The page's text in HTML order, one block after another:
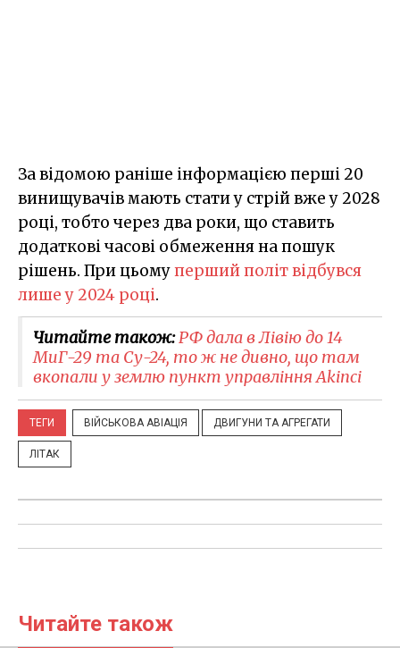
За відомою раніше інформацією перші 20
винищувачів мають стати у стрій вже у 2028
році, тобто через два роки, що ставить
додаткові часові обмеження на пошук
рішень. При цьомуперший політ відбувся
лише у 2024 році.
Читайте також:РФ дала в Лівію до 14
МиГ-29 та Су-24, то ж не дивно, що там
вкопали у землю пункт управління Akinci
ТЕГИ ВІЙСЬКОВА АВІАЦІЯ ДВИГУНИ ТА АГРЕГАТИ
ЛІТАК
Читайте також